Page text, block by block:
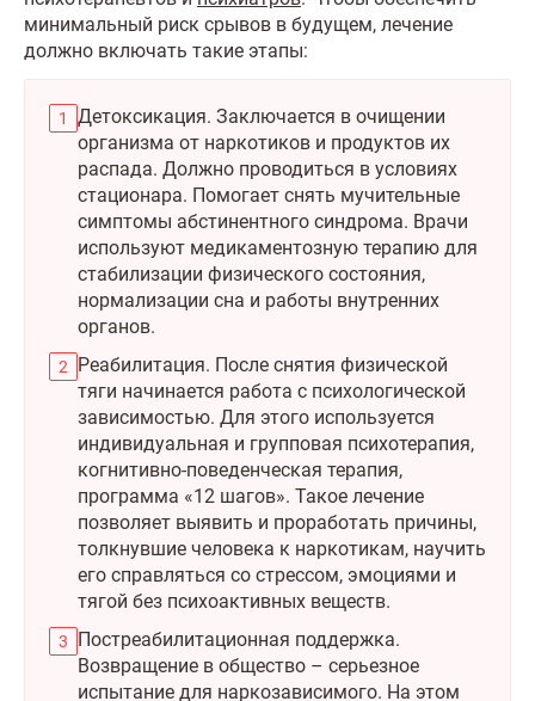
минимальный риск срывов в будущем, лечение
должно включать такие этапы:
Детоксикация. Заключается в очищении
организма от наркотиков и продуктов их
распада. Должно проводиться в условиях
стационара. Помогает снять мучительные
симптомы абстинентного синдрома. Врачи
используют медикаментозную терапию для
стабилизации физического состояния,
нормализации сна и работы внутренних
органов.
Реабилитация. После снятия физической
тяги начинается работа с психологической
зависимостью. Для этого используется
индивидуальная и групповая психотерапия,
когнитивно-поведенческая терапия,
программа «12 шагов». Такое лечение
позволяет выявить и проработать причины,
толкнувшие человека к наркотикам, научить
его справляться со стрессом, эмоциями и
тягой без психоактивных веществ.
Постреабилитационная поддержка.
Возвращение в общество – серьезное
испытание для наркозависимого. На этом